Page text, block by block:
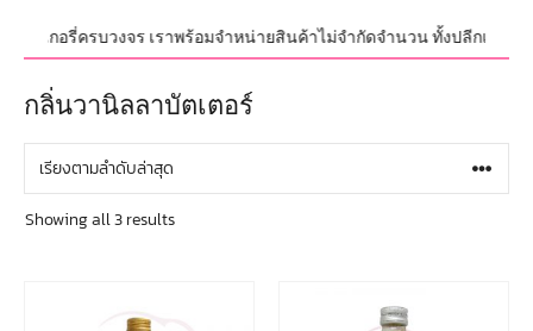
บเกอรี่ครบวงจร เราพร้อมจำหน่ายสินค้าไม่จำกัดจำนวน ทั้งปลีกและส่
กลิ่นวานิลลาบัตเตอร์
Showing all 3 results